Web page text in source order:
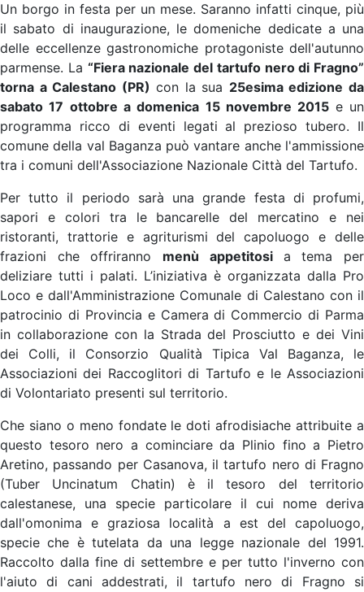
Un borgo in festa per un mese. Saranno infatti cinque, più
il sabato di inaugurazione, le domeniche dedicate a una
delle eccellenze gastronomiche protagoniste dell'autunno
parmense. La “Fiera nazionale del tartufo nero di Fragno”
torna a Calestano (PR) con la sua 25esima edizione da
sabato 17 ottobre a domenica 15 novembre 2015 e un
programma ricco di eventi legati al prezioso tubero. Il
comune della val Baganza può vantare anche l'ammissione
tra i comuni dell'Associazione Nazionale Città del Tartufo.
Per tutto il periodo sarà una grande festa di profumi,
sapori e colori tra le bancarelle del mercatino e nei
ristoranti, trattorie e agriturismi del capoluogo e delle
frazioni che offriranno menù appetitosi a tema per
deliziare tutti i palati. L’iniziativa è organizzata dalla Pro
Loco e dall'Amministrazione Comunale di Calestano con il
patrocinio di Provincia e Camera di Commercio di Parma
in collaborazione con la Strada del Prosciutto e dei Vini
dei Colli, il Consorzio Qualità Tipica Val Baganza, le
Associazioni dei Raccoglitori di Tartufo e le Associazioni
di Volontariato presenti sul territorio.
Che siano o meno fondate le doti afrodisiache attribuite a
questo tesoro nero a cominciare da Plinio fino a Pietro
Aretino, passando per Casanova, il tartufo nero di Fragno
(Tuber Uncinatum Chatin) è il tesoro del territorio
calestanese, una specie particolare il cui nome deriva
dall'omonima e graziosa località a est del capoluogo,
specie che è tutelata da una legge nazionale del 1991.
Raccolto dalla fine di settembre e per tutto l'inverno con
l'aiuto di cani addestrati, il tartufo nero di Fragno si